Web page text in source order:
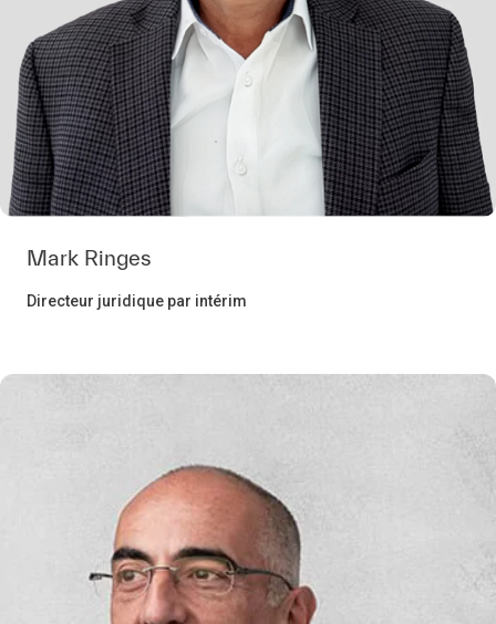
Mark Ringes
Directeur juridique par intérim